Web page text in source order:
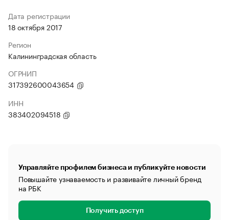
Дата регистрации
18 октября 2017
Регион
Калининградская область
ОГРНИП
317392600043654
ИНН
383402094518
Управляйте профилем бизнеса и публикуйте новости
Повышайте узнаваемость и развивайте личный бренд
на РБК
Получить доступ